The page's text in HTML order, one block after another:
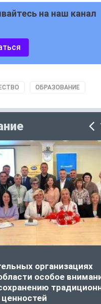
на наш канал
ОБРАЗОВАНИЕ
организациях
особое